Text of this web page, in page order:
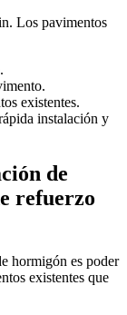
Los pavimentos
existentes.
instalación y
de
refuerzo
hormigón es poder
existentes que